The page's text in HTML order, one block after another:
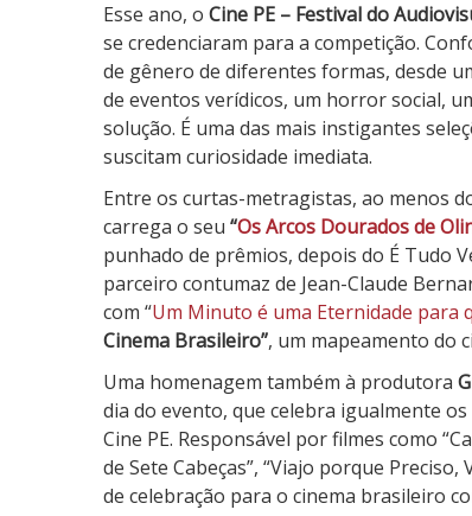
Esse ano, o Cine PE – Festival do
se credenciaram para a competição.
de gênero de diferentes formas, desde
de eventos verídicos, um horror social,
solução. É uma das mais instigantes
suscitam curiosidade imediata.
Entre os curtas-metragistas, ao menos
carrega o seu “Os Arcos Dourados de
punhado de prêmios, depois do É Tudo
parceiro contumaz de Jean-Claude
com “Um Minuto é uma Eternidade para
Cinema Brasileiro”, um mapeamento do
Uma homenagem também à produtora
dia do evento, que celebra igualmente
Cine PE. Responsável por filmes como
de Sete Cabeças”, “Viajo porque
de celebração para o cinema brasileiro